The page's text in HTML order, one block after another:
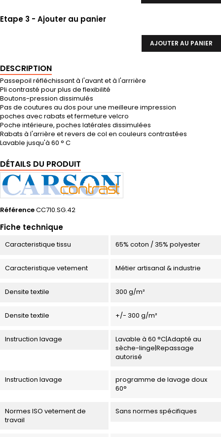
Etape 3 - Ajouter au panier
AJOUTER AU PANIER
DESCRIPTION
Passepoil réfléchissant à l'avant et à l'arrrière
Pli contrasté pour plus de flexibilité
Boutons-pression dissimulés
Pas de coutures au dos pour une meilleure impression
poches avec rabats et fermeture velcro
Poche intérieure, poches latérales dissimulées
Rabats à l'arrière et revers de col en couleurs contrastées
Lavable jusqu'à 60 ° C
DÉTAILS DU PRODUIT
RéférenceCC710.SG.42
Fiche technique
Caracteristique tissu 65% coton / 35% polyester
Caracteristique vetement Métier artisanal & industrie
Densite textile 300 g/m²
Densite textile +/- 300 g/m²
Instruction lavage
Lavable à 60 °C|Adapté au
sèche-linge|Repassage
autorisé
Instruction lavage
programme de lavage doux
60°
Normes ISO vetement de
travail
Sans normes spécifiques